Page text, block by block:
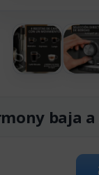
baja